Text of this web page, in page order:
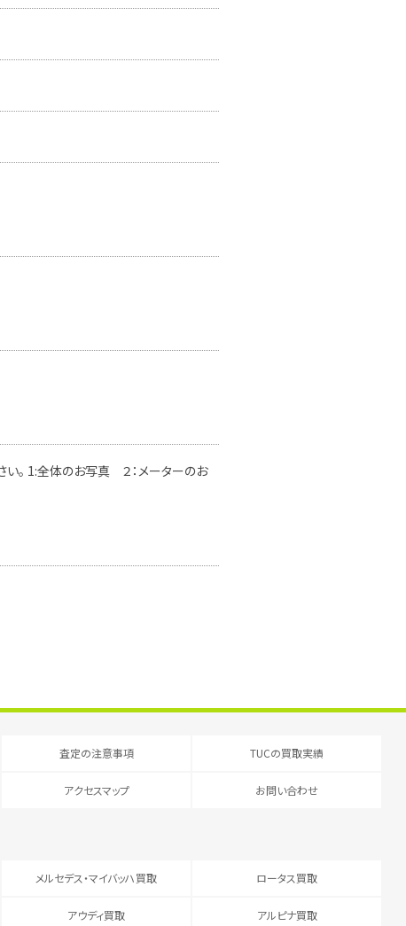
。 1:全体のお写真 ２：メーターのお
査定の注意事項 TUCの買取実績
アクセスマップ お問い合わせ
メルセデス・マイバッハ買取 ロータス買取
アウディ買取 アルピナ買取